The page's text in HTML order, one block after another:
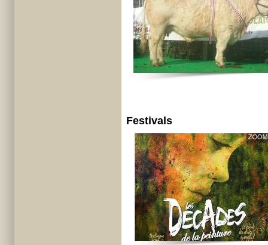
Festivals